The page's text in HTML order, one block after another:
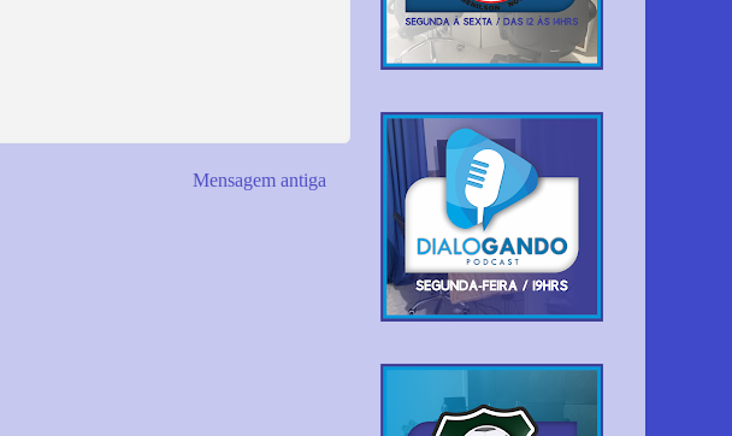
Mensagem antiga